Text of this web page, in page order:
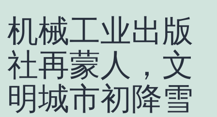
机械工业出版
社再蒙人，文
明城市初降雪